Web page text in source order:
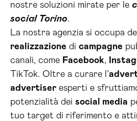
nostre soluzioni mirate per le
social Torino.
La nostra agenzia si occupa
realizzazione di campagne
canali, come Facebook,
TikTok. Oltre a curare l’
advertiser esperti e
potenzialità dei social media
tuo target di riferimento e